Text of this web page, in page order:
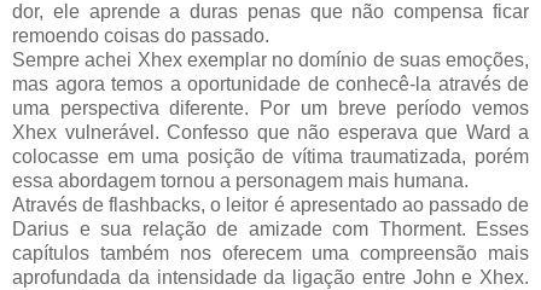
dor, ele aprende a duras penas que não compensa ficar
remoendo coisas do passado.
Sempre achei Xhex exemplar no domínio de suas emoções,
mas agora temos a oportunidade de conhecê-la através de
uma perspectiva diferente. Por um breve período vemos
Xhex vulnerável. Confesso que não esperava que Ward a
colocasse em uma posição de vítima traumatizada, porém
essa abordagem tornou a personagem mais humana.
Através de flashbacks, o leitor é apresentado ao passado de
Darius e sua relação de amizade com Thorment. Esses
capítulos também nos oferecem uma compreensão mais
aprofundada da intensidade da ligação entre John e Xhex.